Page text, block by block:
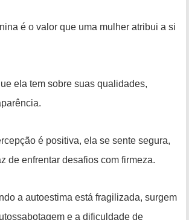
é o valor que uma mulher atribui a si
ela tem sobre suas qualidades,
é positiva, ela se sente segura,
de enfrentar desafios com firmeza.
a autoestima está fragilizada, surgem
e a dificuldade de